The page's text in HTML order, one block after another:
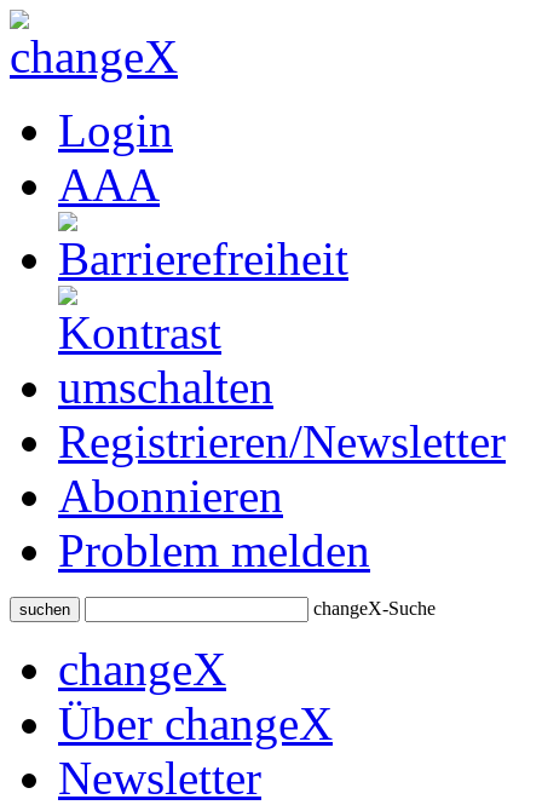
Login
AAA
Registrieren/Newsletter
Abonnieren
Problem melden
suchen changeX-Suche
changeX
Über changeX
Newsletter